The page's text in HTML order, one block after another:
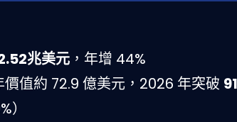
兆美元 ，年增 44%
值約 72.9 億美元，2026 年突破
）